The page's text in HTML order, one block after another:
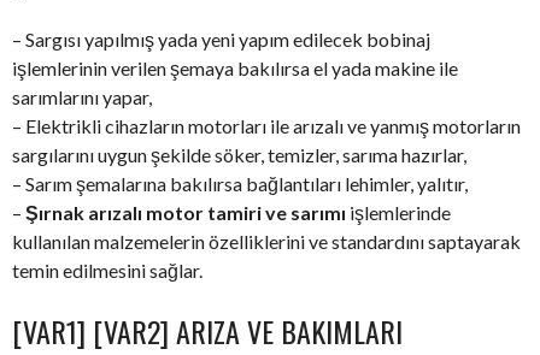
– Sargısı yapılmış yada yeni yapım edilecek bobinaj
işlemlerinin verilen şemaya bakılırsa el yada makine ile
sarımlarını yapar,
– Elektrikli cihazların motorları ile arızalı ve yanmış motorların
sargılarını uygun şekilde söker, temizler, sarıma hazırlar,
– Sarım şemalarına bakılırsa bağlantıları lehimler, yalıtır,
– Şırnak arızalı motor tamiri ve sarımı işlemlerinde
kullanılan malzemelerin özelliklerini ve standardını saptayarak
temin edilmesini sağlar.
[VAR1] [VAR2] ARIZA VE BAKIMLARI